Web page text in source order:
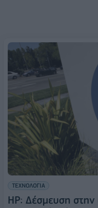
ΤΕΧΝΟΛΟΓΙΑ
HP: Δέσμευση στην